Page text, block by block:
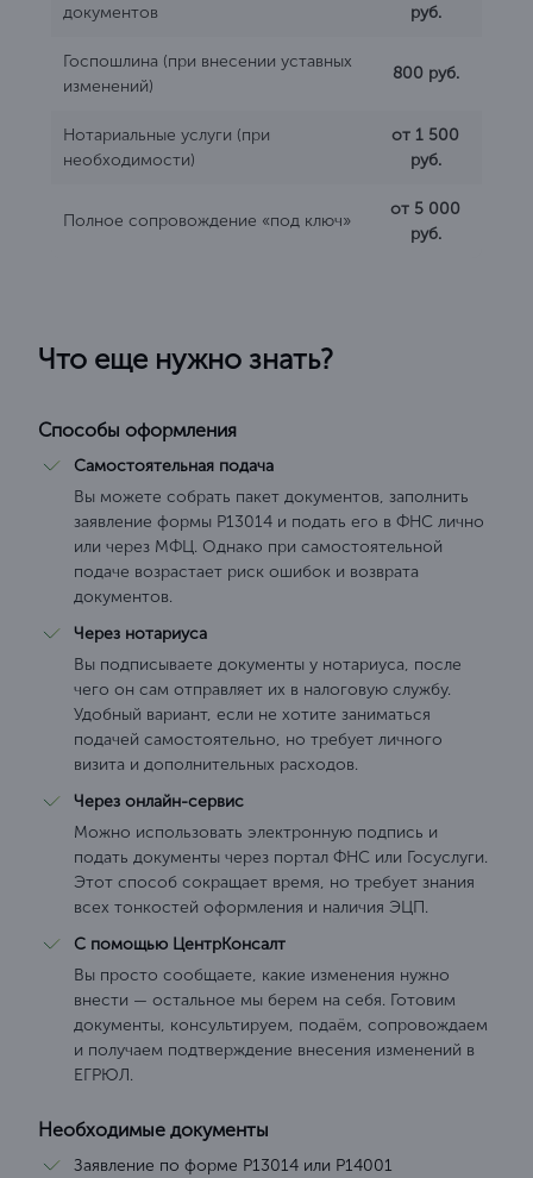
документов
руб.
Госпошлина (при внесении уставных
изменений)
800 руб.
Нотариальные услуги (при
необходимости)
от 1 500
руб.
Полное сопровождение «под ключ»
от 5 000
руб.
Что еще нужно знать?
Способы оформления
Самостоятельная подача
Вы можете собрать пакет документов, заполнить
заявление формы Р13014 и подать его в ФНС лично
или через МФЦ. Однако при самостоятельной
подаче возрастает риск ошибок и возврата
документов.
Через нотариуса
Вы подписываете документы у нотариуса, после
чего он сам отправляет их в налоговую службу.
Удобный вариант, если не хотите заниматься
подачей самостоятельно, но требует личного
визита и дополнительных расходов.
Через онлайн-сервис
Можно использовать электронную подпись и
подать документы через портал ФНС или Госуслуги.
Этот способ сокращает время, но требует знания
всех тонкостей оформления и наличия ЭЦП.
С помощью ЦентрКонсалт
Вы просто сообщаете, какие изменения нужно
внести — остальное мы берем на себя. Готовим
документы, консультируем, подаём, сопровождаем
и получаем подтверждение внесения изменений в
ЕГРЮЛ.
Необходимые документы
Заявление по форме Р13014 или Р14001